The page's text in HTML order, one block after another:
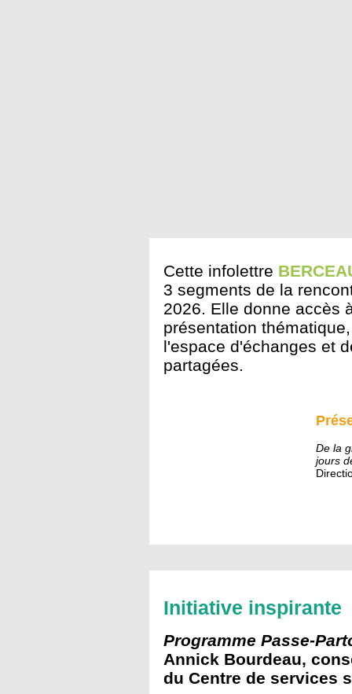
Cette infolettre
3 segments de la
2026. Elle donne accès
présentation
l'espace d'échanges et
partagées.
De la
jours
Initiative inspirante
Programme Passe-
Annick Bourdeau,
du Centre de services